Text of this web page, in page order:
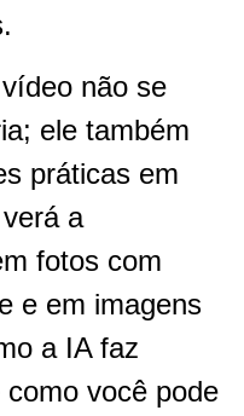
não se
ele também
práticas em
a
fotos com
e em imagens
a IA faz
você pode